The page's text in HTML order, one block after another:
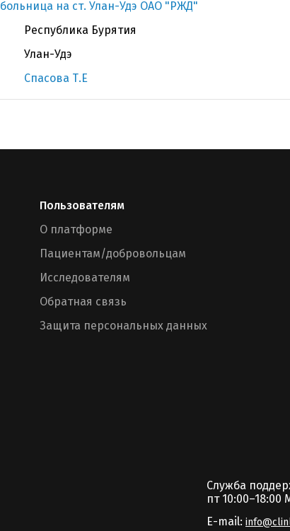
на ст. Улан-Удэ ОАО "РЖД"
Республика Бурятия
Улан-Удэ
Спасова Т.Е
Пользователям
О платформе
Пациентам/добровольцам
Исследователям
Обратная связь
Защита персональных данных
Служба
пт 10:00–18:00
E-mail: